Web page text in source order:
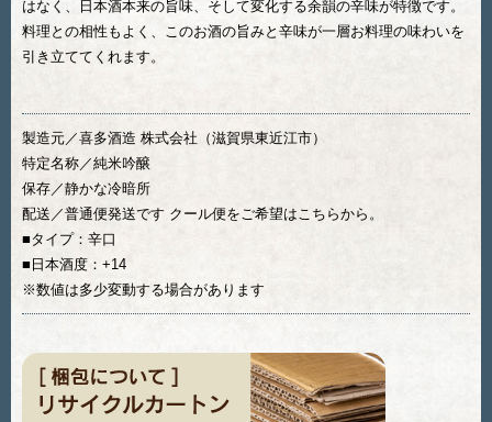
はなく、日本酒本来の旨味、そして変化する余韻の辛味が特徴です。
料理との相性もよく、このお酒の旨みと辛味が一層お料理の味わいを
引き立ててくれます。
製造元／喜多酒造 株式会社（滋賀県東近江市）
特定名称／純米吟醸
保存／静かな冷暗所
配送／普通便発送です クール便をご希望はこちらから。
■タイプ：辛口
■日本酒度：+14
※数値は多少変動する場合があります